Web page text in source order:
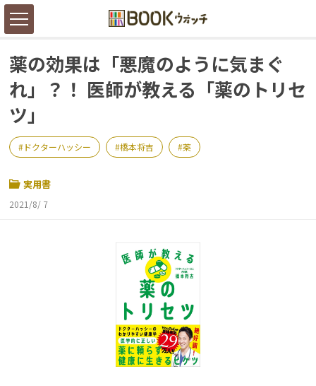
薬の効果は「悪魔のように気まぐ
れ」？！ 医師が教える「薬のトリセ
ツ」
ドクターハッシー 橋本将吉 薬
実用書
2021/8/ 7